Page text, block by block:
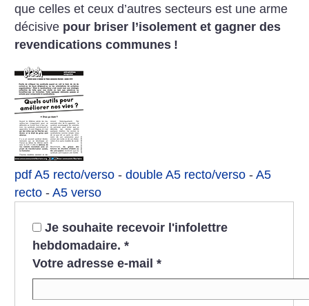
que celles et ceux d’autres secteurs est une arme
décisive pour briser l’isolement et gagner des
revendications communes !
pdf A5 recto/verso -double A5 recto/verso -A5
recto -A5 verso
Je souhaite recevoir l'infolettre
hebdomadaire. *
Votre adresse e-mail *